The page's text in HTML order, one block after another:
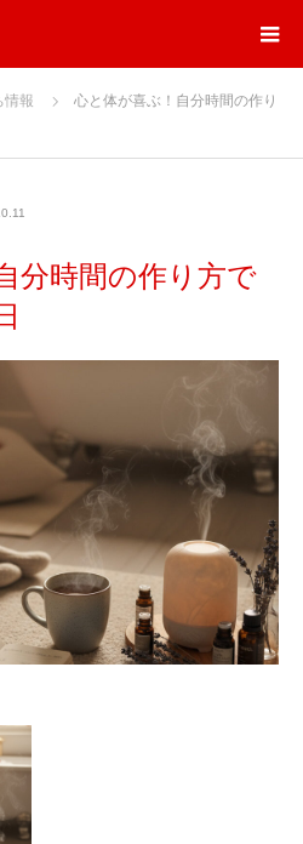
情報
心と体が喜ぶ！自分時間の作り
分時間の作り方で